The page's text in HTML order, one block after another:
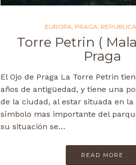
EUROPA, PRAGA,
Torre Petrin (
Praga
El Ojo de Praga La Torre Petrin
años de antigüedad, y tiene una
de la ciudad, al estar situada en la
símbolo mas importante del
su situación se…
READ MORE